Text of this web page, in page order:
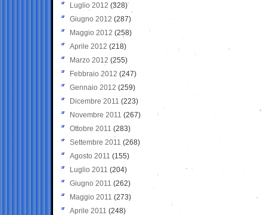
Luglio 2012 (328)
Giugno 2012 (287)
Maggio 2012 (258)
Aprile 2012 (218)
Marzo 2012 (255)
Febbraio 2012 (247)
Gennaio 2012 (259)
Dicembre 2011 (223)
Novembre 2011 (267)
Ottobre 2011 (283)
Settembre 2011 (268)
Agosto 2011 (155)
Luglio 2011 (204)
Giugno 2011 (262)
Maggio 2011 (273)
Aprile 2011 (248)